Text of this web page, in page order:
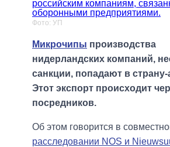
Фото: УП
Микрочипы производства
нидерландских компаний,
санкции, попадают в страну-
Этот экспорт происходит
посредников.
Об этом говорится в
расследовании NOS и